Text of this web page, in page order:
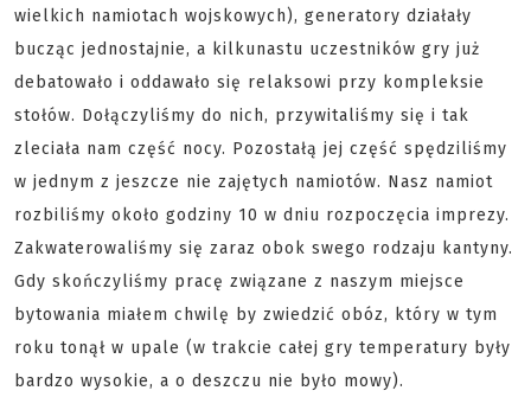
wielkich namiotach wojskowych), generatory działały
bucząc jednostajnie, a kilkunastu uczestników gry już
debatowało i oddawało się relaksowi przy kompleksie
stołów. Dołączyliśmy do nich, przywitaliśmy się i tak
zleciała nam część nocy. Pozostałą jej część spędziliśmy
w jednym z jeszcze nie zajętych namiotów. Nasz namiot
rozbiliśmy około godziny 10 w dniu rozpoczęcia imprezy.
Zakwaterowaliśmy się zaraz obok swego rodzaju kantyny.
Gdy skończyliśmy pracę związane z naszym miejsce
bytowania miałem chwilę by zwiedzić obóz, który w tym
roku tonął w upale (w trakcie całej gry temperatury były
bardzo wysokie, a o deszczu nie było mowy).